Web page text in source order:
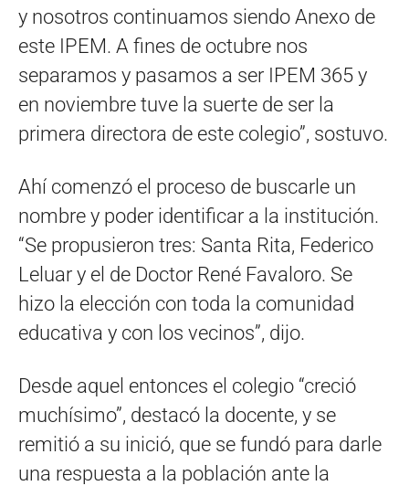
y nosotros continuamos siendo Anexo de
este IPEM. A fines de octubre nos
separamos y pasamos a ser IPEM 365 y
en noviembre tuve la suerte de ser la
primera directora de este colegio”, sostuvo.
Ahí comenzó el proceso de buscarle un
nombre y poder identificar a la institución.
“Se propusieron tres: Santa Rita, Federico
Leluar y el de Doctor René Favaloro. Se
hizo la elección con toda la comunidad
educativa y con los vecinos”, dijo.
Desde aquel entonces el colegio “creció
muchísimo”, destacó la docente, y se
remitió a su inició, que se fundó para darle
una respuesta a la población ante la